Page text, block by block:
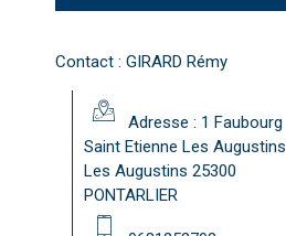
Contact : GIRARD Rémy
Adresse : 1 Faubourg
Saint Etienne Les Augustins
Les Augustins 25300
PONTARLIER